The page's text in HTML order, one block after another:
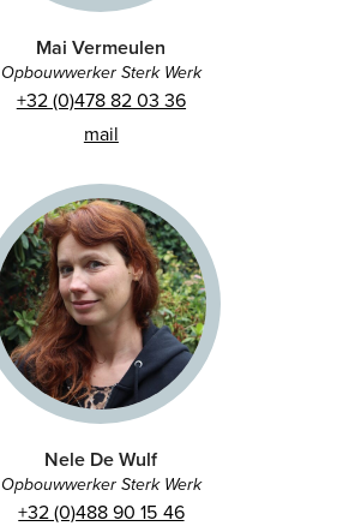
Mai Vermeulen
Opbouwwerker Sterk Werk
+32 (0)478 82 03 36
mail
Nele De Wulf
Opbouwwerker Sterk Werk
+32 (0)488 90 15 46